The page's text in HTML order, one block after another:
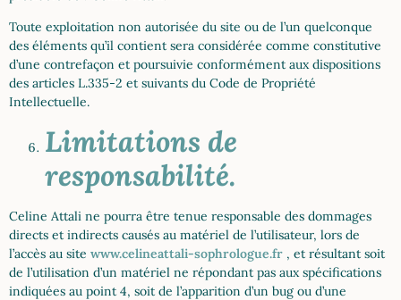
Toute exploitation non autorisée du site ou de l’un quelconque
des éléments qu’il contient sera considérée comme constitutive
d’une contrefaçon et poursuivie conformément aux dispositions
des articles L.335-2 et suivants du Code de Propriété
Intellectuelle.
Limitations de
responsabilité.
Celine Attali ne pourra être tenue responsable des dommages
directs et indirects causés au matériel de l’utilisateur, lors de
l’accès au site www.celineattali-sophrologue.fr , et résultant soit
de l’utilisation d’un matériel ne répondant pas aux spécifications
indiquées au point 4, soit de l’apparition d’un bug ou d’une